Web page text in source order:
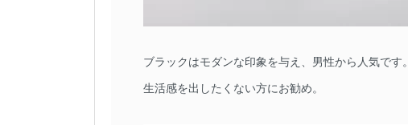
ブラックはモダンな印象を与え、男性から人気です。
生活感を出したくない方にお勧め。